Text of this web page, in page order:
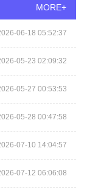
MORE+
06-18 05:52:37
05-23 02:09:32
05-27 00:53:53
05-28 00:47:58
07-10 14:04:57
07-12 06:06:08